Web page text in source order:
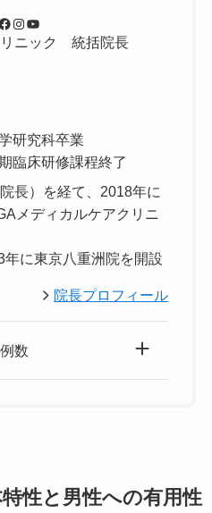
Instagram YouTube
リニック 統括院長
研究科卒業
臨床研修課程終了
長）を経て、2018年に
メディカルケアクリニ
に東京八重洲院を開設
院長プロフィール
数
性と男性への有用性